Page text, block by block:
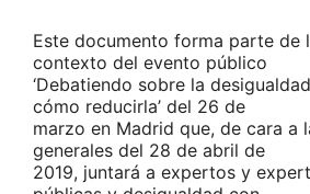
Este documento forma parte de
contexto del evento público
‘Debatiendo sobre la
cómo reducirla’ del 26 de
marzo en Madrid que, de cara a
generales del 28 de abril de
2019, juntará a expertos y